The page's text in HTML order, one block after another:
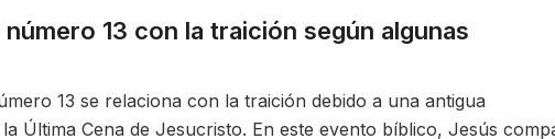
13 con la traición según algunas
13 se relaciona con la traición debido a una antigua
Última Cena de Jesucristo. En este evento bíblico, Jesús